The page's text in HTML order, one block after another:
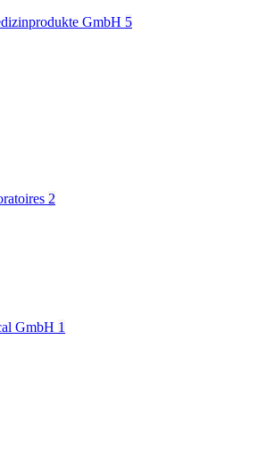
Zu Risiken und Nebenwirkungen lesen
und fragen Sie Ihren Arzt oder Apotheker.
Tagesdosis nicht überschreiten. Für
GmbH 5
2
GmbH 1